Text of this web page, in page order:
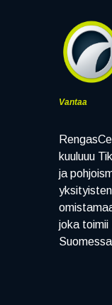
Vantaa
kuuluuu
ja
joka toimii